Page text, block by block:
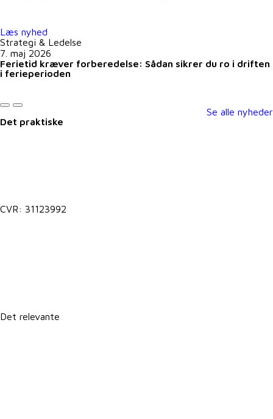
Læs nyhed
Strategi & Ledelse
7. maj 2026
Ferietid kræver forberedelse: Sådan sikrer du ro i driften
i ferieperioden
Se alle nyheder
Det praktiske
CVR: 31123992
Det relevante